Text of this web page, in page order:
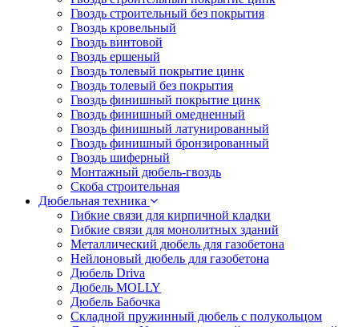
Гвоздь строительный без покрытия
Гвоздь кровельный
Гвоздь винтовой
Гвоздь ершеный
Гвоздь толевый покрытие цинк
Гвоздь толевый без покрытия
Гвоздь финишный покрытие цинк
Гвоздь финишный омедненный
Гвоздь финишный латунированный
Гвоздь финишный бронзированный
Гвоздь шиферный
Монтажный дюбель-гвоздь
Скоба строительная
Дюбельная техника
Гибкие связи для кирпичной кладки
Гибкие связи для монолитных зданий
Металлический дюбель для газобетона
Нейлоновый дюбель для газобетона
Дюбель Driva
Дюбель MOLLY
Дюбель Бабочка
Складной пружинный дюбель с полукольцом